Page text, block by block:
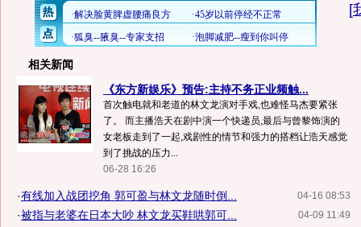
[
相关新闻
《东方新娱乐》预告:主持不务正业频触...
首次触电就和老道的林文龙演对手戏,也难怪马杰要紧张
了。 而主播浩天在剧中演一个快递员,最后与曾黎饰演的
女老板走到了一起,戏剧性的情节和强力的搭档让浩天感觉
到了挑战的压力...
06-28 16:26
04-16 08:53
·有线加入战团挖角 郭可盈与林文龙随时倒...
04-09 11:49
·被指与老婆在日本大吵 林文龙买鞋哄郭可...